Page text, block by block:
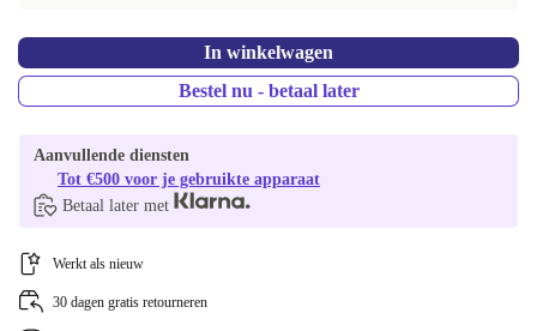
In winkelwagen
Bestel nu - betaal later
Aanvullende diensten
Tot €500 voor je gebruikte apparaat
Betaal later met
Werkt als nieuw
30 dagen gratis retourneren